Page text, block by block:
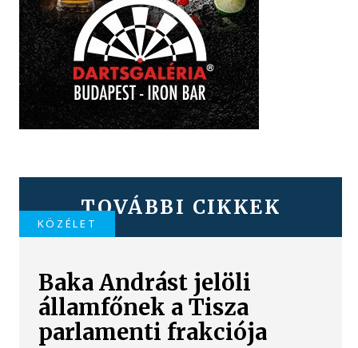
TOVÁBBI CIKKEK
KÖZÉLET
Baka Andrást jelöli
államfőnek a Tisza
parlamenti frakciója